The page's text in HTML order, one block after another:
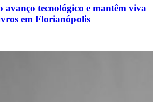
avanço tecnológico e mantêm viva
em Florianópolis